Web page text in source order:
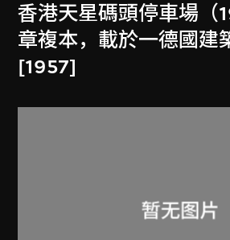
香港天星碼頭停車場（
章複本，載於一德國建
[1957]